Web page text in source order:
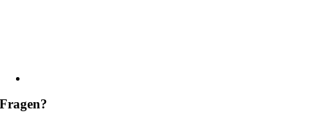
Fragen?